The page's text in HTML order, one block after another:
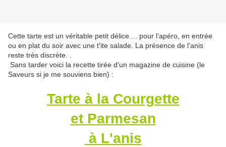
Cette tarte est un véritable petit délice.... pour l'apéro, en entrée
ou en plat du soir avec une t'ite salade. La présence de l'anis
reste très discrète. .
Sans tarder voici la recette tirée d'un magazine de cuisine (le
Saveurs si je me souviens bien) :
Tarte à la Courgette
et Parmesan
à L'anis